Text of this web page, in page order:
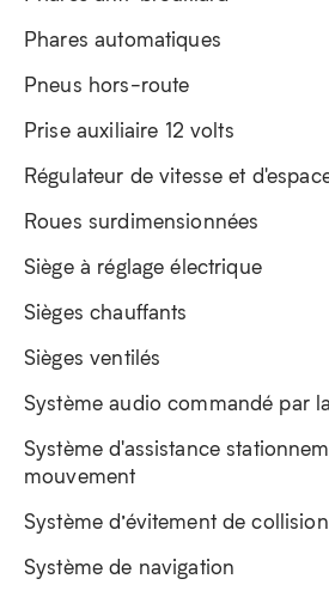
Phares automatiques
Pneus hors-route
Prise auxiliaire 12 volts
Régulateur de vitesse et
Roues surdimensionnées
Siège à réglage électrique
Sièges chauffants
Sièges ventilés
Système audio commandé par
Système d'assistance
mouvement
Système d’évitement de collision
Système de navigation